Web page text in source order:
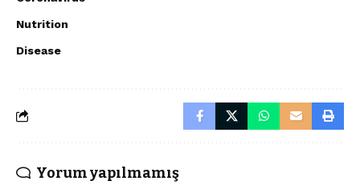
Nutrition
Disease
Yorum yapılmamış